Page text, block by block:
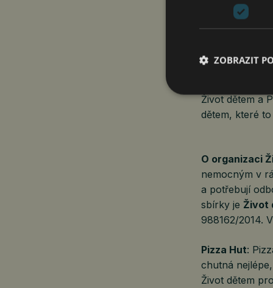
Skrze tento
rehabilitace či
se do kampaně
Život dětem a
dětem, které
O organizaci
nemocným v
a potřebují
sbírky je Život
988162/2014.
Pizza Hut:
chutná
Život dětem
ZOBRAZIT